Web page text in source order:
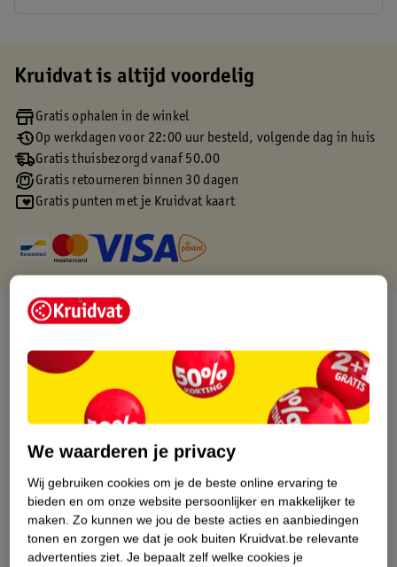
Kruidvat is altijd voordelig
Gratis ophalen in de winkel
Op werkdagen voor 22:00 uur besteld, volgende dag in huis
Gratis thuisbezorgd vanaf 50.00
Gratis retourneren binnen 30 dagen
Gratis punten met je Kruidvat kaart
Over dit product
Productinformatie
Etiketinformatie
Nature Impact Score
Dit product heeft (nog) geen Nature
Impact Score.
Meer informatie
We waarderen je privacy
Wij gebruiken cookies om je de beste online ervaring te
bieden en om onze website persoonlijker en makkelijker te
maken. Zo kunnen we jou de beste acties en aanbiedingen
tonen en zorgen we dat je ook buiten Kruidvat.be relevante
advertenties ziet. Je bepaalt zelf welke cookies je